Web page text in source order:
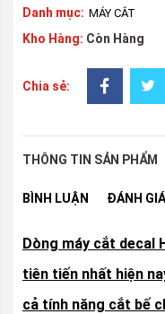
Danh mục: MÁY CẮT
Kho Hàng: Còn Hàng
Chia sẻ:
THÔNG TIN SẢN PHẨM
BÌNH LUẬN ĐÁNH GIÁ
Dòng máy cắt decal
tiên tiến nhất hiện
cả tính năng cắt bế